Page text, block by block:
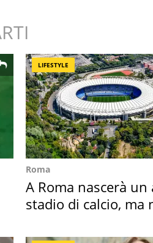
LIFESTYLE
Roma
A Roma nascerà un
stadio di calcio, ma